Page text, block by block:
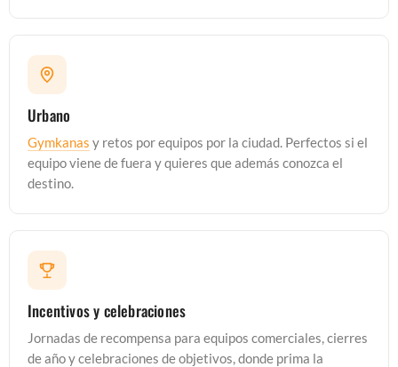
Urbano
Gymkanas y retos por equipos por la ciudad. Perfectos si el
equipo viene de fuera y quieres que además conozca el
destino.
Incentivos y celebraciones
Jornadas de recompensa para equipos comerciales, cierres
de año y celebraciones de objetivos, donde prima la